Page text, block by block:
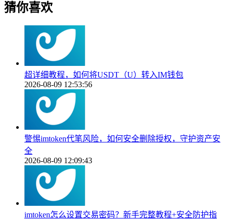
猜你喜欢
超详细教程，如何将USDT（U）转入IM钱包
2026-08-09 12:53:56
警惕imtoken代笔风险，如何安全删除授权，守护资产安
全
2026-08-09 12:09:43
imtoken怎么设置交易密码？新手完整教程+安全防护指